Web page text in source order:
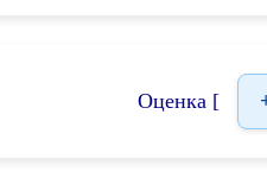
Оценка [